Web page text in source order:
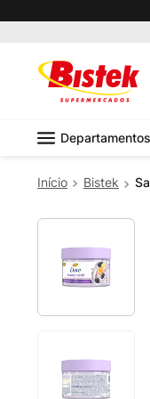
Departamentos
Bistek